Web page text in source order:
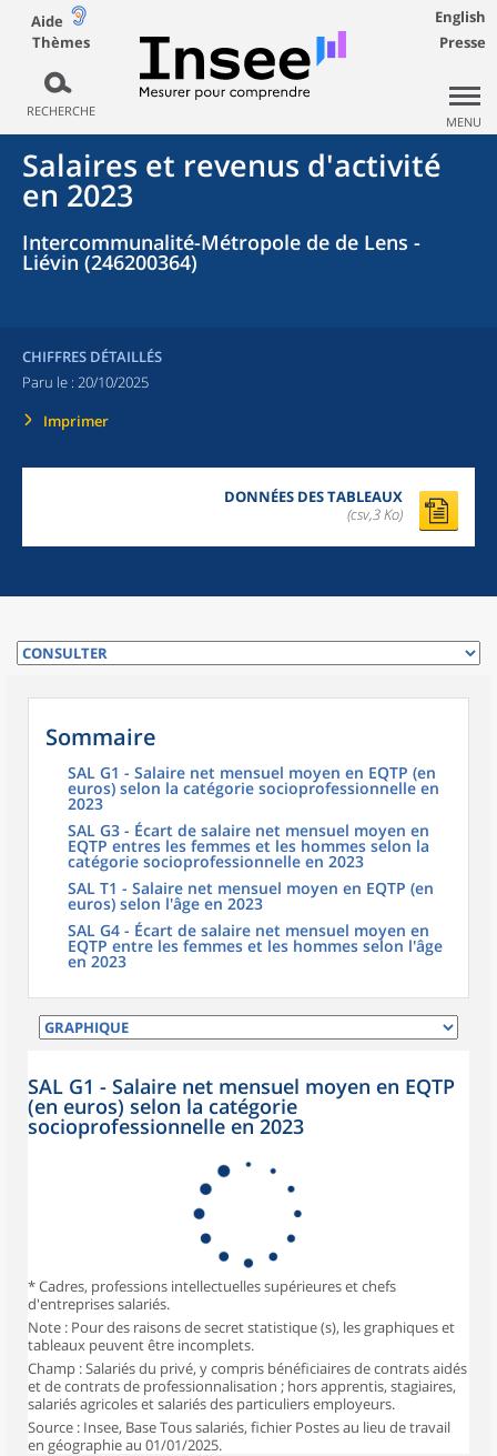
Aide
Thèmes
RECHERCHE
English
Presse
MENU
Salaires et revenus d'activité
en 2023
Intercommunalité-Métropole de de Lens -
Liévin (246200364)
CHIFFRES DÉTAILLÉS
Paru le : 20/10/2025
Imprimer
DONNÉES DES TABLEAUX
(csv,3 Ko)
Sommaire
SAL G1 - Salaire net mensuel moyen en EQTP (en
euros) selon la catégorie socioprofessionnelle en
2023
SAL G3 - Écart de salaire net mensuel moyen en
EQTP entres les femmes et les hommes selon la
catégorie socioprofessionnelle en 2023
SAL T1 - Salaire net mensuel moyen en EQTP (en
euros) selon l'âge en 2023
SAL G4 - Écart de salaire net mensuel moyen en
EQTP entre les femmes et les hommes selon l'âge
en 2023
SAL G1 - Salaire net mensuel moyen en EQTP
(en euros) selon la catégorie
socioprofessionnelle en 2023
* Cadres, professions intellectuelles supérieures et chefs
d'entreprises salariés.
Note : Pour des raisons de secret statistique (s), les graphiques et
tableaux peuvent être incomplets.
Champ : Salariés du privé, y compris bénéficiaires de contrats aidés
et de contrats de professionnalisation ; hors apprentis, stagiaires,
salariés agricoles et salariés des particuliers employeurs.
Source : Insee, Base Tous salariés, fichier Postes au lieu de travail
en géographie au 01/01/2025.